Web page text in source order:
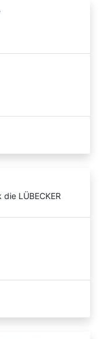
LÜBECKER